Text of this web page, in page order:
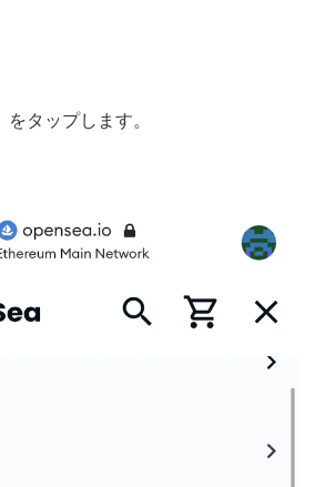
をタップします。